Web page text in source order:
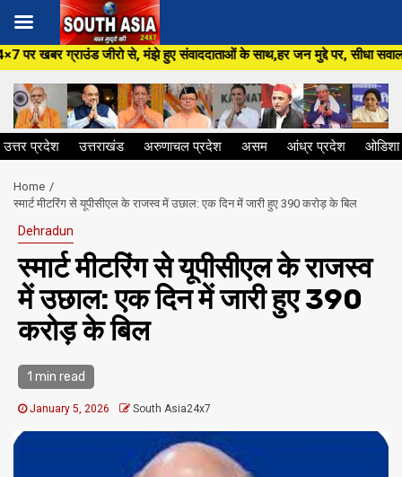
Skip
to
content
से, मंझे हुए संवाददाताओं के साथ,हर जन मुद्दे पर, सीधा सवाल सरकार
उत्तर प्रदेश उत्तराखंड अरुणाचल प्रदेश असम आंध्र प्रदेश ओडिशा
Home
स्मार्ट मीटरिंग से यूपीसीएल के राजस्व में उछाल: एक दिन में जारी हुए ₹390 करोड़ के बिल
Dehradun
स्मार्ट मीटरिंग से यूपीसीएल के राजस्व
में उछाल: एक दिन में जारी हुए ₹390
करोड़ के बिल
1 min read
January 5, 2026 South Asia24x7